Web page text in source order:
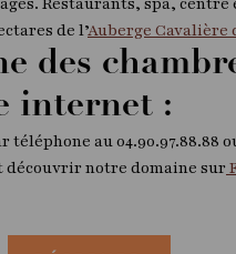
de l’Auberge Cavalière
des
internet :
téléphone au 04.90.97.88.88
découvrir notre domaine sur